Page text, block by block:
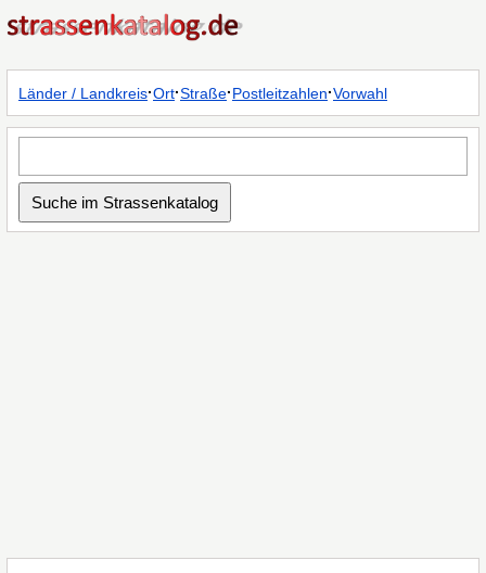
Länder / Landkreis·Ort·Straße·Postleitzahlen·Vorwahl